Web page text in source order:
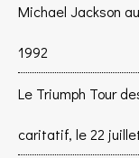
Michael Jackson
1992
Le Triumph Tour
caritatif, le 22